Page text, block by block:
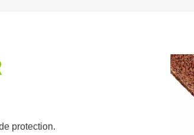
protection.